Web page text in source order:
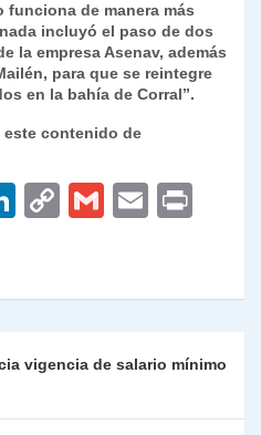
de manera más
incluyó el paso de dos
la empresa Asenav, además
para que se reintegre
en la bahía de Corral”.
este contenido de
Li
e
n
C
y
n
k
G
l
E
l
vigencia de salario mínimo